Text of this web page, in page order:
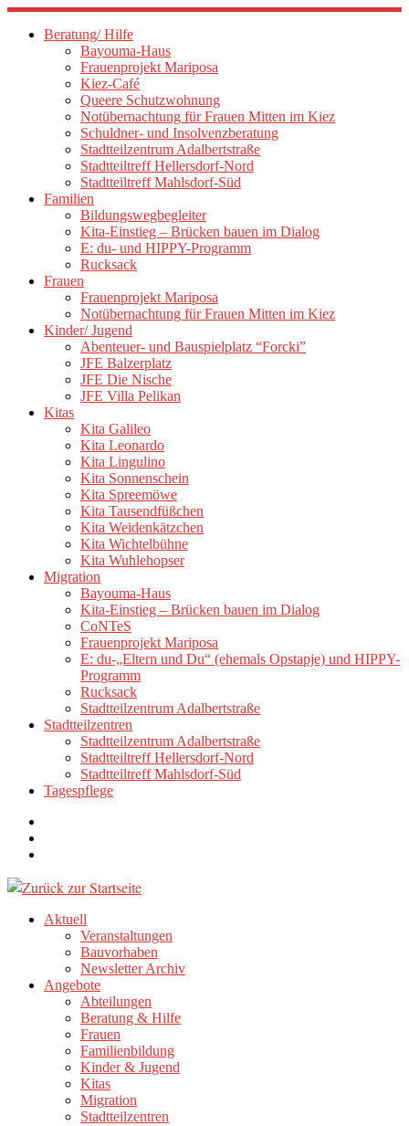
Zum
Inhalt
Beratung/ Hilfe
Bayouma-Haus
Frauenprojekt Mariposa
Kiez-Café
Queere Schutzwohnung
Notübernachtung für Frauen Mitten im Kiez
Schuldner- und Insolvenzberatung
Stadtteilzentrum Adalbertstraße
Stadtteiltreff Hellersdorf-Nord
Stadtteiltreff Mahlsdorf-Süd
Familien
Bildungswegbegleiter
Kita-Einstieg – Brücken bauen im Dialog
E: du- und HIPPY-Programm
Rucksack
Frauen
Frauenprojekt Mariposa
Notübernachtung für Frauen Mitten im Kiez
Kinder/ Jugend
Abenteuer- und Bauspielplatz “Forcki”
JFE Balzerplatz
JFE Die Nische
JFE Villa Pelikan
Kitas
Kita Galileo
Kita Leonardo
Kita Lingulino
Kita Sonnenschein
Kita Spreemöwe
Kita Tausendfüßchen
Kita Weidenkätzchen
Kita Wichtelbühne
Kita Wuhlehopser
Migration
Bayouma-Haus
Kita-Einstieg – Brücken bauen im Dialog
CoNTeS
Frauenprojekt Mariposa
E: du-„Eltern und Du“ (ehemals Opstapje) und HIPPY-
Programm
Rucksack
Stadtteilzentrum Adalbertstraße
Stadtteilzentren
Stadtteilzentrum Adalbertstraße
Stadtteiltreff Hellersdorf-Nord
Stadtteiltreff Mahlsdorf-Süd
Tagespflege
Aktuell
Veranstaltungen
Bauvorhaben
Newsletter Archiv
Angebote
Abteilungen
Beratung & Hilfe
Frauen
Familienbildung
Kinder & Jugend
Kitas
Migration
Stadtteilzentren